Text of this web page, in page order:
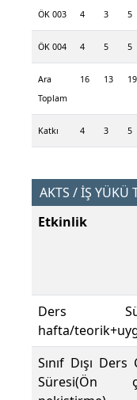
ÖK 003 4 3 5
ÖK 004 4 5 5
Ara
Toplam
16 13 19
Katkı 4 3 5
AKTS / İŞ YÜKÜ
Etkinlik
Ders
hafta/
Sınıf Dışı Ders
Süresi(Ön